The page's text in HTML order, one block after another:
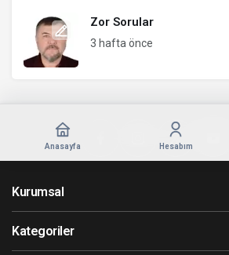
Zor Sorular
3 hafta önce
Anasayfa Hesabım
Kurumsal
Kategoriler